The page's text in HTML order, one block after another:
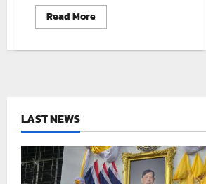
Read MoreRead
more
LAST NEWS